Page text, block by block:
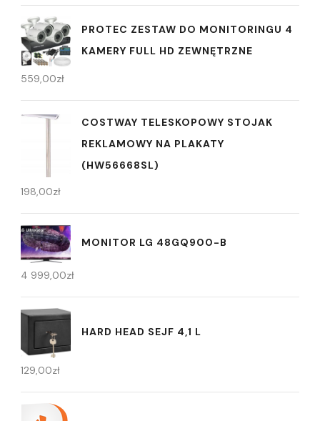
PROTEC ZESTAW DO MONITORINGU 4
KAMERY FULL HD ZEWNĘTRZNE
559,00zł
COSTWAY TELESKOPOWY STOJAK
REKLAMOWY NA PLAKATY
(HW56668SL)
198,00zł
MONITOR LG 48GQ900-B
4 999,00zł
HARD HEAD SEJF 4,1 L
129,00zł